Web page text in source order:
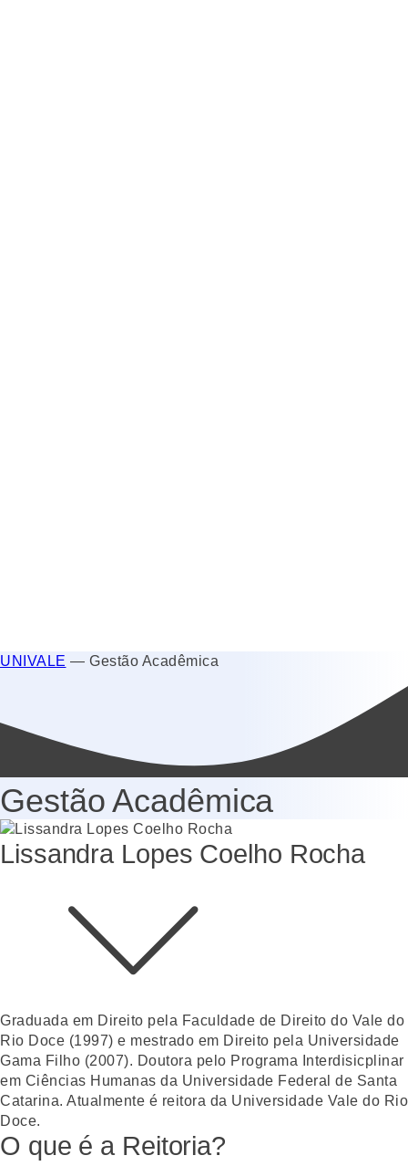
UNIVALE — Gestão Acadêmica
Gestão Acadêmica
Lissandra Lopes Coelho Rocha
Graduada em Direito pela Faculdade de Direito do Vale do
Rio Doce (1997) e mestrado em Direito pela Universidade
Gama Filho (2007). Doutora pelo Programa Interdisicplinar
em Ciências Humanas da Universidade Federal de Santa
Catarina. Atualmente é reitora da Universidade Vale do Rio
Doce.
O que é a Reitoria?